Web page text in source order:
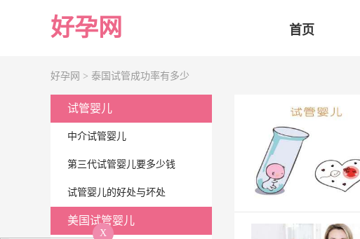
好孕网 首页
好孕网 > 泰国试管成功率有多少
试管婴儿
中介试管婴儿
第三代试管婴儿要多少钱
试管婴儿的好处与坏处
美国试管婴儿
X